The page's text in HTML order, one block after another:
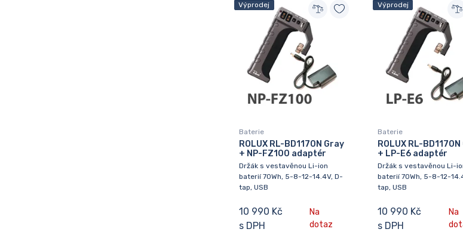
Výprodej
Baterie
ROLUX RL-BD1170N Gray
+ NP-FZ100 adaptér
Držák s vestavěnou Li-ion
baterií 70Wh, 5-8-12-14.4V, D-
tap, USB
10 990 Kč
s DPH
Na
dotaz
Výprodej
Baterie
ROLUX RL-
+ LP-E6 adaptér
Držák s vestavěnou Li-
baterií 70Wh, 5-8-12-
tap, USB
10 990 Kč
s DPH
Na